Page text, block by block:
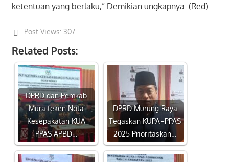
ketentuan yang berlaku,” Demikian ungkapnya. (Red).
Post Views: 307
Related Posts:
DPRD dan Pemkab
Mura teken Nota
Kesepakatan KUA
PPAS APBD…
DPRD Murung Raya
Tegaskan KUPA–PPAS
2025 Prioritaskan…